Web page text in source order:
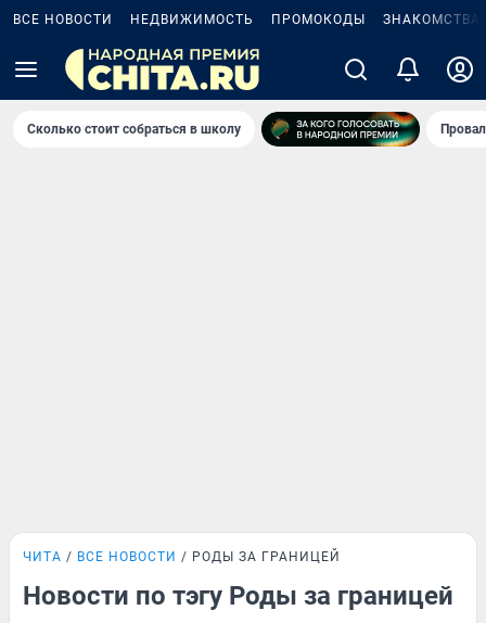
ВСЕ НОВОСТИ НЕДВИЖИМОСТЬ ПРОМОКОДЫ ЗНАКОМСТВА
Сколько стоит собраться в школу
ЧИТА ВСЕ НОВОСТИ РОДЫ ЗА ГРАНИЦЕЙ
Новости по тэгу Роды за границей